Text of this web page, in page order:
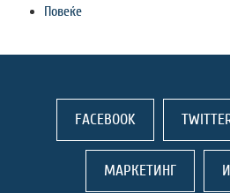
Повеќе
FACEBOOK
МАРКЕТИНГ